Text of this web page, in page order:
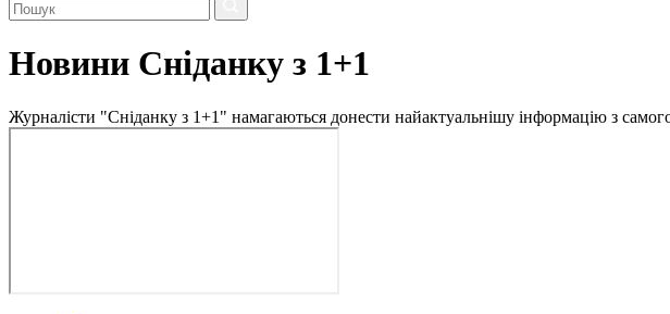
Новини Сніданку з 1+1
Журналісти "Сніданку з 1+1" намагаються донести найактуальнішу інформацію з